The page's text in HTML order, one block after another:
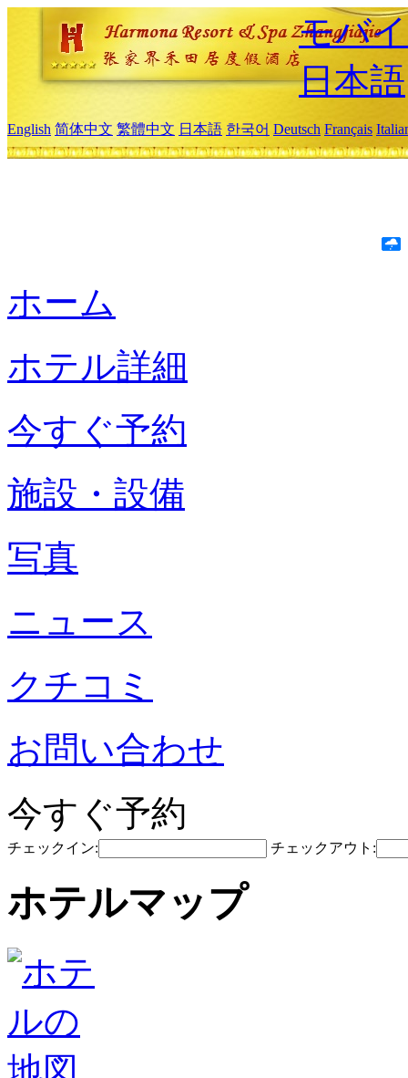
モバ
日本語
English 简体中文 繁體中文 日本語 한국어 Deutsch Français
ホーム
ホテル詳細
今すぐ予約
施設・設備
写真
ニュース
クチコミ
お問い合わせ
今すぐ予約
チェックイン: チェックアウト:
ホテルマップ